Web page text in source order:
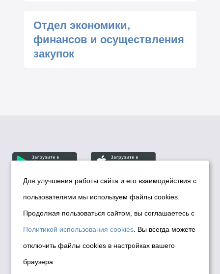
Отдел экономики,
финансов и осуществления
закупок
© Департамент информационной политики мэрии
города Новосибирска, 2026
Политика использования Cookies
Политика по обработке персональных
данных в информационных системах
мэрии города Новосибирска
Для улучшения работы сайта и его взаимодействия с
пользователями мы используем файлы cookies.
Продолжая пользоваться сайтом, вы соглашаетесь с
Политикой использования cookies . Вы всегда можете
отключить файлы cookies в настройках вашего
браузера